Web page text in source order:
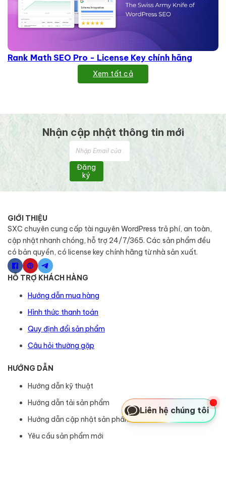
Rank Math SEO Pro - License Key chính hãng
Xem tất cả
Nhận cập nhật thông tin mới
Đăng
ký
GIỚI THIỆU
SXC chuyên cung cấp tài nguyên WordPress trả phí, an toàn,
cập nhật nhanh chóng, hỗ trợ 24/7/365. Các sản phẩm đều
có bản quyền, có license key chính hãng từ nhà sản xuất.
HỖ TRỢ KHÁCH HÀNG
Hướng dẫn mua hàng
Hình thức thanh toán
Quy định đổi sản phẩm
Câu hỏi thường gặp
HƯỚNG DẪN
Hướng dẫn kỹ thuật
Hướng dẫn tải sản phẩm
Hướng dẫn cập nhật sản phẩm
Yêu cầu sản phẩm mới
Liên hệ chúng tôi